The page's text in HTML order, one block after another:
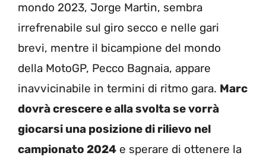
mondo 2023, Jorge Martin, sembra
irrefrenabile sul giro secco e nelle gari
brevi, mentre il bicampione del mondo
della MotoGP, Pecco Bagnaia, appare
inavvicinabile in termini di ritmo gara. Marc
dovrà crescere e alla svolta se vorrà
giocarsi una posizione di rilievo nel
campionato 2024 e sperare di ottenere la